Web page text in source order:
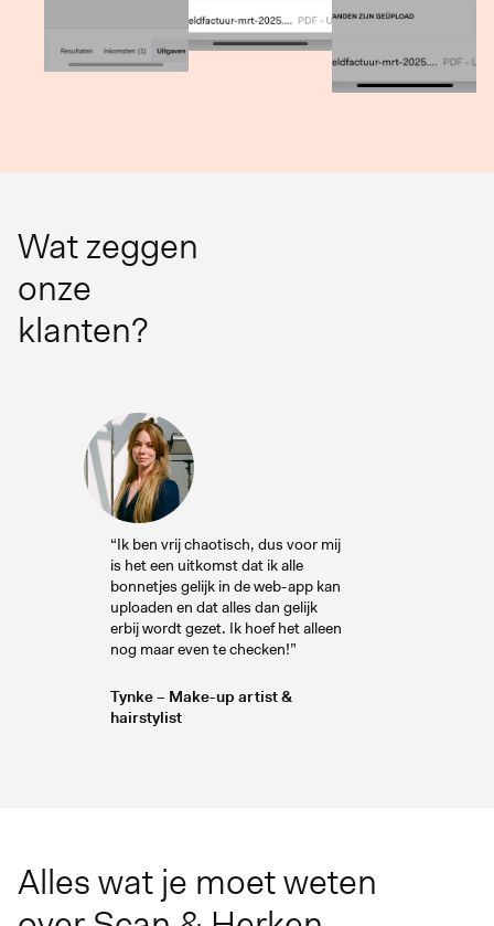
Wat zeggen
onze
klanten?
“Ik ben vrij chaotisch, dus voor mij
is het een uitkomst dat ik alle
bonnetjes gelijk in de web-app kan
uploaden en dat alles dan gelijk
erbij wordt gezet. Ik hoef het alleen
nog maar even te checken!”
Tynke – Make-up artist &
hairstylist
Alles wat je moet weten